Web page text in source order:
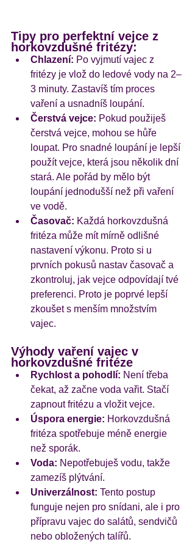
Tipy pro perfektní vejce z
horkovzdušné fritézy:
Chlazení: Po vyjmutí vajec z
fritézy je vlož do ledové vody na 2–
3 minuty. Zastavíš tím proces
vaření a usnadníš loupání.
Čerstvá vejce: Pokud použiješ
čerstvá vejce, mohou se hůře
loupat. Pro snadné loupání je lepší
použít vejce, která jsou několik dní
stará. Ale pořád by mělo být
loupání jednodušší než při vaření
ve vodě.
Časovač: Každá horkovzdušná
fritéza může mít mírně odlišné
nastavení výkonu. Proto si u
prvních pokusů nastav časovač a
zkontroluj, jak vejce odpovídají tvé
preferenci. Proto je poprvé lepší
zkoušet s menším množstvím
vajec.
Výhody vaření vajec v
horkovzdušné fritéze
Rychlost a pohodlí: Není třeba
čekat, až začne voda vařit. Stačí
zapnout fritézu a vložit vejce.
Úspora energie: Horkovzdušná
fritéza spotřebuje méně energie
než sporák.
Voda: Nepotřebuješ vodu, takže
zamezíš plýtvání.
Univerzálnost: Tento postup
funguje nejen pro snídani, ale i pro
přípravu vajec do salátů, sendvičů
nebo obložených talířů.